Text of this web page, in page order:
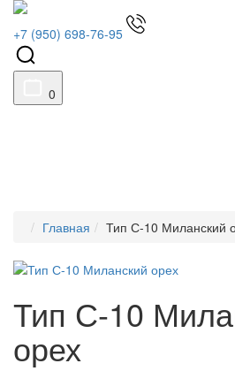
+7 (950) 698-76-95
0
Главная Тип С-10 Миланский
Тип С-10
орех